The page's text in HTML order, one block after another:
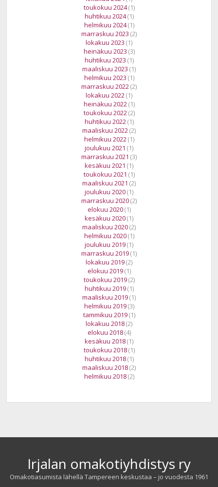
toukokuu 2024(1)
huhtikuu 2024(1)
helmikuu 2024(1)
marraskuu 2023 (2)
lokakuu 2023 (1)
heinäkuu 2023 (3)
huhtikuu 2023 (1)
maaliskuu 2023 (1)
helmikuu 2023 (1)
marraskuu 2022(2)
lokakuu 2022(1)
heinäkuu 2022(1)
toukokuu 2022(2)
huhtikuu 2022(1)
maaliskuu 2022(2)
helmikuu 2022(1)
joulukuu 2021 (1)
marraskuu 2021 (3)
kesäkuu 2021 (1)
toukokuu 2021 (1)
maaliskuu 2021 (2)
joulukuu 2020(1)
marraskuu 2020(2)
elokuu 2020(1)
kesäkuu 2020(1)
maaliskuu 2020(2)
helmikuu 2020(1)
joulukuu 2019(1)
marraskuu 2019(1)
lokakuu 2019(2)
elokuu 2019(1)
toukokuu 2019(2)
huhtikuu 2019(1)
maaliskuu 2019(1)
helmikuu 2019(3)
tammikuu 2019(1)
lokakuu 2018(2)
elokuu 2018(4)
kesäkuu 2018(1)
toukokuu 2018(1)
huhtikuu 2018(1)
maaliskuu 2018(2)
helmikuu 2018(2)
Irjalan omakotiyhdistys ry
Omakotiasumista lähellä Tampereen keskustaa – jo vuodesta 1961